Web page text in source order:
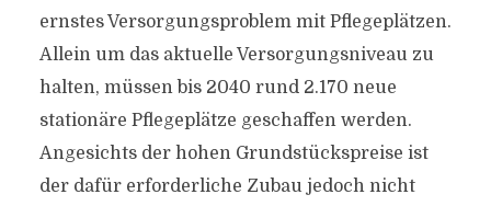
ernstes Versorgungsproblem mit Pflegeplätzen.
Allein um das aktuelle Versorgungsniveau zu
halten, müssen bis 2040 rund 2.170 neue
stationäre Pflegeplätze geschaffen werden.
Angesichts der hohen Grundstückspreise ist
der dafür erforderliche Zubau jedoch nicht